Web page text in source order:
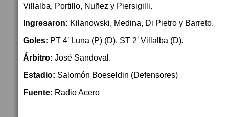
Villalba, Portillo, Nuñez y Piersigilli.
Ingresaron: Kilanowski, Medina, Di Pietro y Barreto.
Goles: PT 4′ Luna (P) (D). ST 2′ Villalba (D).
Árbitro: José Sandoval.
Estadio: Salomón Boeseldin (Defensores)
Fuente: Radio Acero